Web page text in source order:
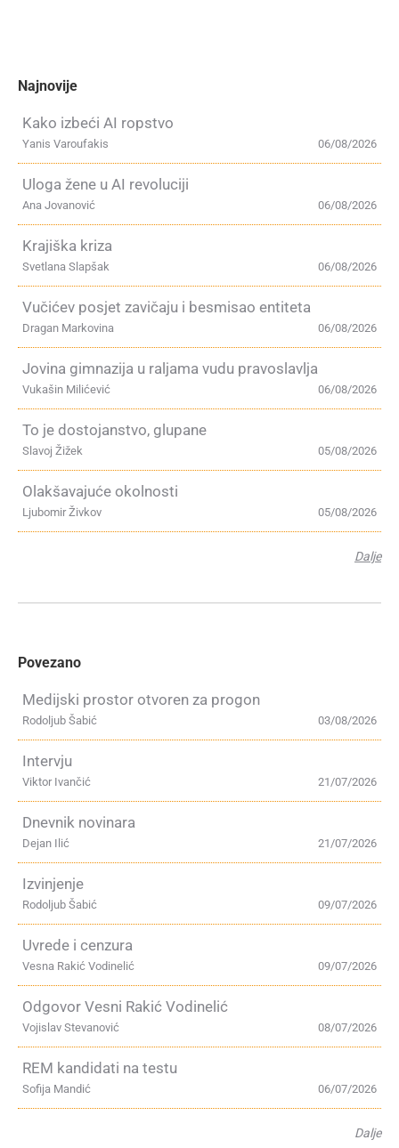
Najnovije
Kako izbeći AI ropstvo
06/08/2026
Yanis Varoufakis
Uloga žene u AI revoluciji
06/08/2026
Ana Jovanović
Krajiška kriza
06/08/2026
Svetlana Slapšak
Vučićev posjet zavičaju i besmisao entiteta
06/08/2026
Dragan Markovina
Jovina gimnazija u raljama vudu pravoslavlja
06/08/2026
Vukašin Milićević
To je dostojanstvo, glupane
05/08/2026
Slavoj Žižek
Olakšavajuće okolnosti
05/08/2026
Ljubomir Živkov
Dalje
Povezano
Medijski prostor otvoren za progon
03/08/2026
Rodoljub Šabić
Intervju
21/07/2026
Viktor Ivančić
Dnevnik novinara
21/07/2026
Dejan Ilić
Izvinjenje
09/07/2026
Rodoljub Šabić
Uvrede i cenzura
09/07/2026
Vesna Rakić Vodinelić
Odgovor Vesni Rakić Vodinelić
08/07/2026
Vojislav Stevanović
REM kandidati na testu
06/07/2026
Sofija Mandić
Dalje